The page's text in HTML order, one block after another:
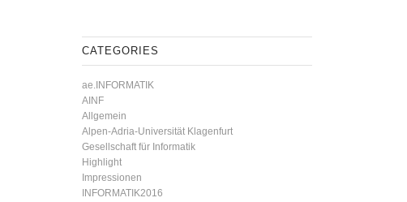
CATEGORIES
ae.INFORMATIK
AINF
Allgemein
Alpen-Adria-Universität Klagenfurt
Gesellschaft für Informatik
Highlight
Impressionen
INFORMATIK2016